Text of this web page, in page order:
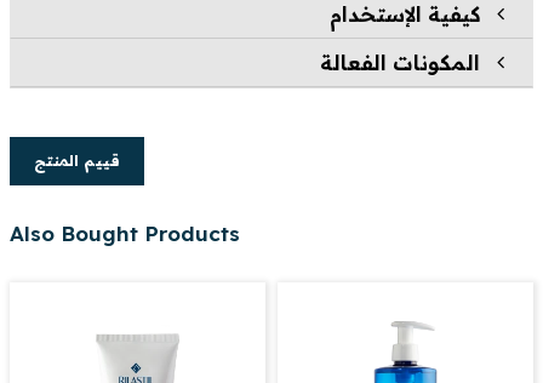
كيفية الإستخدام
المكونات الفعالة
قييم المنتج
Also Bought Products